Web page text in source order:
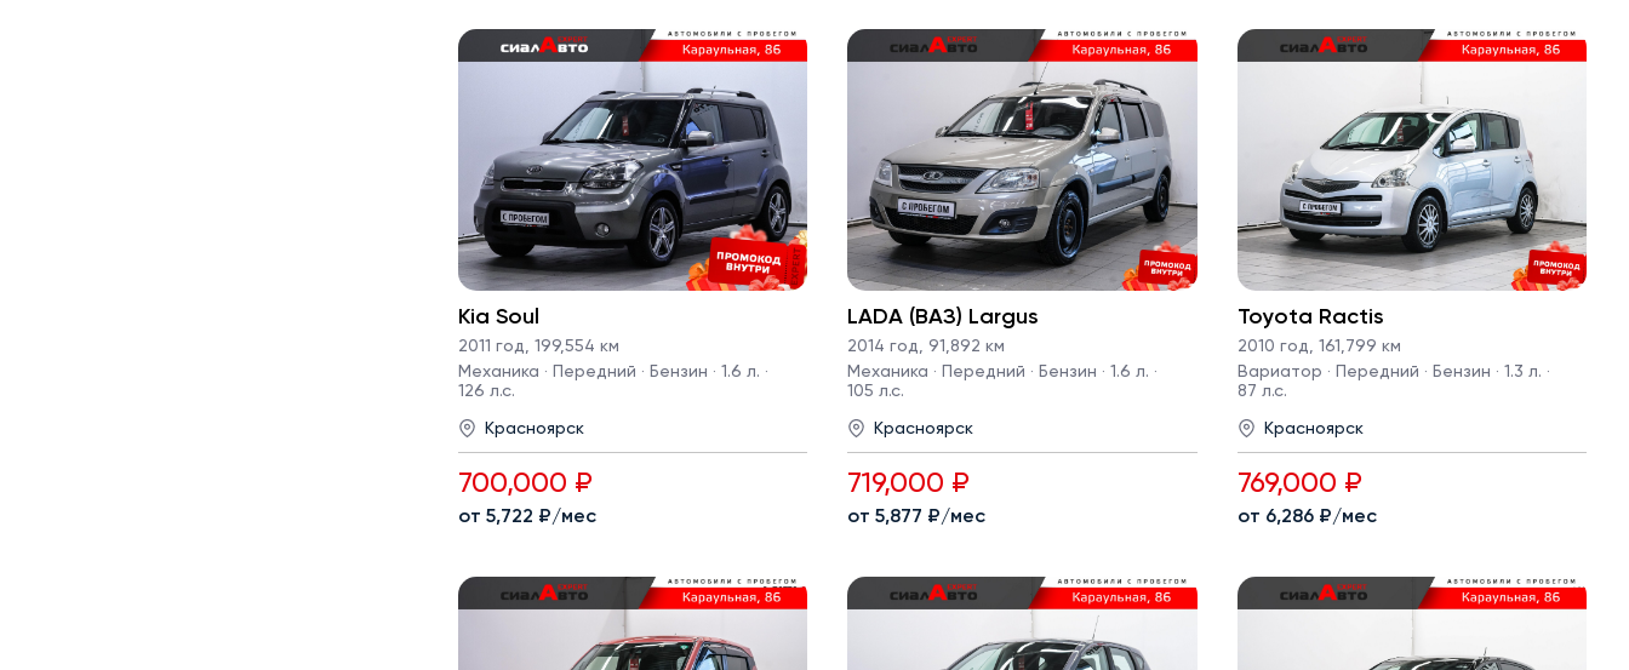
Kia Soul
2011 год, 199,554 км
Механика · Передний · Бензин · 1.6 л. ·
126 л.с.
Красноярск
700,000 ₽
от 5,722 ₽/мес
LADA (ВАЗ) Largus
2014 год, 91,892 км
Механика · Передний · Бензин · 1.6 л. ·
105 л.с.
Красноярск
719,000 ₽
от 5,877 ₽/мес
Toyota Ractis
2010 год, 161,799 км
Вариатор · Передний · Бензин · 1.3 л. ·
87 л.с.
Красноярск
769,000 ₽
от 6,286 ₽/мес